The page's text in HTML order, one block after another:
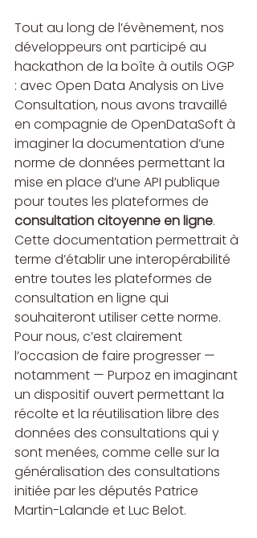
Tout au long de l’évènement, nos
développeurs ont participé au
hackathon de la boîte à outils OGP
: avec Open Data Analysis on Live
Consultation, nous avons travaillé
en compagnie de OpenDataSoft à
imaginer la documentation d’une
norme de données permettant la
mise en place d’une API publique
pour toutes les plateformes de
consultation citoyenne en ligne.
Cette documentation permettrait à
terme d’établir une interopérabilité
entre toutes les plateformes de
consultation en ligne qui
souhaiteront utiliser cette norme.
Pour nous, c’est clairement
l’occasion de faire progresser —
notamment — Purpoz en imaginant
un dispositif ouvert permettant la
récolte et la réutilisation libre des
données des consultations qui y
sont menées, comme celle sur la
généralisation des consultations
initiée par les députés Patrice
Martin-Lalande et Luc Belot.